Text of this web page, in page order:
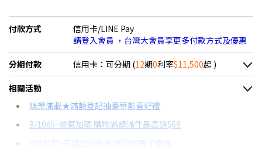
付款方式
信用卡/LINE Pay
請登入會員 ，台灣大會員享更多付款方式及優惠
分期付款 信用卡：可分期 (12期0利率$11,500起 )
＊實際可分期數、適用利率，請以購物車顯示為主
信用卡分期
分期數 每期金額 配合銀行/業者
相關活動
娛樂滿載★滿額登記抽豪華影音好禮
8/10前~爸氣加碼 購物滿額滿件最高送$68
8月限定~首購登記最高領$888電子禮券